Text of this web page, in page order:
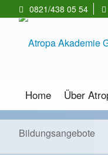
0821/438 05 54
Home Über
Bildungsangebote